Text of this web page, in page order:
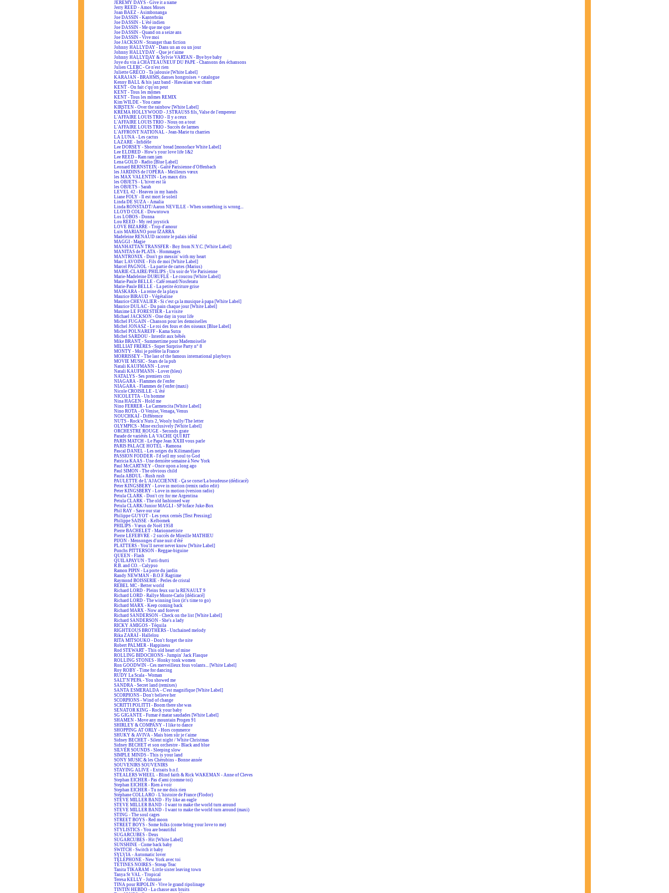
JEREMY DAYS - Give it a name
Jerry REED - Amos Moses
Joan BAEZ - Asimbonanga
Joe DASSIN - Kanterbräu
Joe DASSIN - L'été indien
Joe DASSIN - Me que me que
Joe DASSIN - Quand on a seize ans
Joe DASSIN - Vive moi
Joe JACKSON - Stranger than fiction
Johnny HALLYDAY - Dans un an ou un jour
Johnny HALLYDAY - Que je t'aime
Johnny HALLYDAY & Sylvie VARTAN - Bye bye baby
Joye du vin à CHÂTEAUNEUF DU PAPE - Chansons des échansons
Julien CLERC - Ce n'est rien
Juliette GRÉCO - Ta jalousie [White Label]
KARAJAN - BRAHMS, danses hongroises + catalogue
Kenny BALL & his jazz band - Hawaiian war chant
KENT - On fait c'qu'on peut
KENT - Tous les mômes
KENT - Tous les mômes REMIX
Kim WILDE - You came
KIRSTEN - Over the rainbow [White Label]
KRÉMA HOLLYWOOD - J.STRAUSS fils, Valse de l'empereur
L'AFFAIRE LOUIS TRIO - Il y a ceux
L'AFFAIRE LOUIS TRIO - Nous on a tout
L'AFFAIRE LOUIS TRIO - Succès de larmes
L'AFFRONT NATIONAL - Jean-Marie tu charries
LA LUNA - Les cactus
LAZARE - Infidèle
Lee DORSEY - Shortnin' bread [monoface White Label]
Lee ELDRED - How's your love life 1&2
Lee REED - Ram ram jam
Lena GOLD - Radio [Blue Label]
Leonard BERNSTEIN - Gaîté Parisienne d'Offenbach
les JARDINS de l'OPÉRA - Meilleurs vœux
les MAX VALENTIN - Les maux dits
les OBJETS - L'hiver est là
les OBJETS - Sarah
LEVEL 42 - Heaven in my hands
Liane FOLY - Il est mort le soleil
Linda DE SUZA - Amalia
Linda RONSTADT/Aaron NEVILLE - When something is wrong...
LLOYD COLE - Downtown
Los LOBOS - Donna
Lou REED - My red joystick
LOVE BIZARRE - Trop d'amour
Luis MARIANO pour IZARRA
Madeleine RENAUD raconte le palais idéal
MAGGI - Magie
MANHATTAN TRANSFER - Boy from N.Y.C. [White Label]
MANITAS de PLATA - Hommages
MANTRONIX - Don't go messin' with my heart
Marc LAVOINE - Fils de moi [White Label]
Marcel PAGNOL - La partie de cartes (Marius)
MARIE-CLAIRE/PHILIPS - Un soir de Vie Parisienne
Marie-Madeleine DURUFLÉ - Le coucou [White Label]
Marie-Paule BELLE - Café renard/Nosferatu
Marie-Paule BELLE - La petite écriture grise
MASKARA - La reine de la playa
Maurice BIRAUD - Végétaline
Maurice CHEVALIER - Si c'est ça la musique à papa [White Label]
Maurice DULAC - Du pain chaque jour [White Label]
Maxime LE FORESTIER - La visite
Michael JACKSON - One day in your life
Michel FUGAIN - Chanson pour les demoiselles
Michel JONASZ - Le roi des fous et des oiseaux [Blue Label]
Michel POLNAREFF - Kama Sutra
Michel SARDOU - Interdit aux bébés
Mike BRANT - Summertime pour Mademoiselle
MILLIAT FRÈRES - Super Surprise Party n° 8
MONTY - Moi je préfère la France
MORRISSEY - The last of the famous international playboys
MOVIE MUSIC - Stars de la pub
Natali KAUFMANN - Lover
Natali KAUFMANN - Lover (bleu)
NATALYS - Ses premiers cris
NIAGARA - Flammes de l'enfer
NIAGARA - Flammes de l'enfer (maxi)
Nicole CROISILLE - L'été
NICOLETTA - Un homme
Nina HAGEN - Hold me
Nino FERRER - La Carmencita [White Label]
Nino ROTA - O Venise, Venaga, Venus
NOUCHKAÏ - Différence
NUTS - Rock'n'Nuts 2, Wooly bully/The letter
OLYMPICS - Mine exclusively [White Label]
ORCHESTRE ROUGE - Seconds grate
Parade de variétés LA VACHE QUI RIT
PARIS MATCH - Le Pape Jean XXIII vous parle
PARIS PALACE HOTEL - Ramona
Pascal DANEL - Les neiges du Kilimandjaro
PASSION FODDER - I'd sell my soul to God
Patricia KAAS - Une dernière semaine à New York
Paul McCARTNEY - Once upon a long ago
Paul SIMON - The obvious child
Paula ABDUL - Rush rush
PAULETTE de L'AJACCIENNE - Ça se corse/La boudeuse (dédicacé)
Peter KINGSBERY - Love in motion (remix radio edit)
Peter KINGSBERY - Love in motion (version radio)
Petula CLARK - Don't cry for me Argentina
Petula CLARK - The old fashioned way
Petula CLARK/Junior MAGLI - SP biface Juke-Box
Phil RAY - Save our star
Philippe GUYOT - Les yeux cernés [Test Pressing]
Philippe SAISSE - Kelbomek
PHILIPS - Vœux de Noël 1958
Pierre BACHELET - Marionnettiste
Pierre LEFEBVRE - 2 succès de Mireille MATHIEU
PIJON - Mensonges d'une nuit d'été
PLATTERS - You'll never never know [White Label]
Punchs PITTERSON - Reggae-biguine
QUEEN - Flash
QUILAPAYUN - Tutti-frutti
R.B. and CO. - Calypso
Ramon PIPIN - La porte du jardin
Randy NEWMAN - B.O.F. Ragtime
Raymond BOISSERIE - Perles de cristal
REBEL MC - Better world
Richard LORD - Pleins feux sur la RENAULT 9
Richard LORD - Rallye Monte-Carlo [dédicacé]
Richard LORD - The winning lion (it's time to go)
Richard MARX - Keep coming back
Richard MARX - Now and forever
Richard SANDERSON - Check on the list [White Label]
Richard SANDERSON - She's a lady
RICKY AMIGOS - Téquila
RIGHTEOUS BROTHERS - Unchained melody
Rika ZARAÏ - Hallelou
RITA MITSOUKO - Don't forget the nite
Robert PALMER - Happiness
Rod STEWART - This old heart of mine
ROLLING BIDOCHONS - Jumpin' Jack Flasque
ROLLING STONES - Honky tonk women
Ron GOODWIN - Ces merveilleux fous volants... [White Label]
Roy ROBY - Time for dancing
RUDY La Scala - Woman
SALT'N'PEPA - You showed me
SANDRA - Secret land (remixes)
SANTA ESMERALDA - C'est magnifique [White Label]
SCORPIONS - Don't believe her
SCORPIONS - Wind of change
SCRITTI POLITTI - Boom there she was
SENATOR KING - Rock your baby
SG GIGANTE - Fumar é matar saudades [White Label]
SHAMEN - Move any mountain Progen 91
SHIRLEY & COMPANY - I like to dance
SHOPPING AT ORLY - Hors commerce
SHUKY & AVIVA - Mais bien sûr je t'aime
Sidney BECHET - Silent night / White Christmas
Sidney BECHET et son orchestre - Black and blue
SILVER SOUNDS - Sleeping slow
SIMPLE MINDS - This is your land
SONY MUSIC & les Chérubins - Bonne année
SOUVENIRS SOUVENIRS
STAYING ALIVE - Extraits b.o.f.
STEALERS WHEEL - Blind faith & Rick WAKEMAN - Anne of Cleves
Stephan EICHER - Pas d'ami (comme toi)
Stephan EICHER - Rien à voir
Stephan EICHER - Tu ne me dois rien
Stéphane COLLARO - L'histoire de France (Flodor)
STEVE MILLER BAND - Fly like an eagle
STEVE MILLER BAND - I want to make the world turn around
STEVE MILLER BAND - I want to make the world turn around (maxi)
STING - The soul cages
STREET BOYS - Red moon
STREET BOYS - Some folks (come bring your love to me)
STYLISTICS - You are beautiful
SUGARCUBES - Deus
SUGARCUBES - Hit [White Label]
SUNSHINE - Come back baby
SWITCH - Switch it baby
SYLVIA - Automatic lover
TÉLÉPHONE - New York avec toi
TÉTINES NOIRES - Streap Teac
Tanita TIKARAM - Little sister leaving town
Tanya St VAL - Tropical
Teresa KELLY - Johnnie
TINA pour RIPOLIN - Vive le grand ripolinage
TINTIN HEBDO - La chasse aux bruits